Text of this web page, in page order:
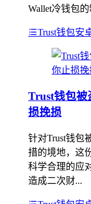
Wallet冷钱包
Trust钱包安
Trust钱包被
损挽损
针对Trust钱包
措的境地，这
科学合理的应
造成二次财...